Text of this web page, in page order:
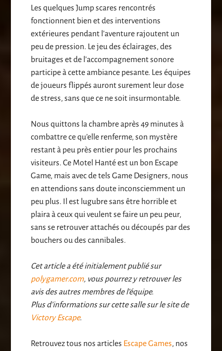
Les quelques Jump scares rencontrés
fonctionnent bien et des interventions
extérieures pendant l’aventure rajoutent un
peu de pression. Le jeu des éclairages, des
bruitages et de l’accompagnement sonore
participe à cette ambiance pesante. Les équipes
de joueurs flippés auront surement leur dose
de stress, sans que ce ne soit insurmontable.
Nous quittons la chambre après 49 minutes à
combattre ce qu’elle renferme, son mystère
restant à peu près entier pour les prochains
visiteurs. Ce Motel Hanté est un bon Escape
Game, mais avec de tels Game Designers, nous
en attendions sans doute inconsciemment un
peu plus. Il est lugubre sans être horrible et
plaira à ceux qui veulent se faire un peu peur,
sans se retrouver attachés ou découpés par des
bouchers ou des cannibales.
Cet article a été initialement publié sur
polygamer.com, vous pourrez y retrouver les
avis des autres membres de l’équipe.
Plus d’informations sur cette salle sur le site de
Victory Escape.
Retrouvez tous nos articles Escape Games, nos